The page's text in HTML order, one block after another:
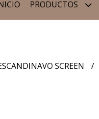
PRODUCTOS
SCREEN